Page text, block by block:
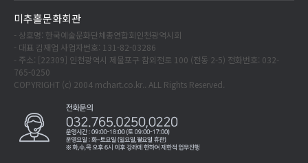
미추홀문화회관
- 상호명: 한국예술문화단체총연합회인천광역시회
- 대표 김재업 사업자번호: 131-82-03286
- 주소: [22309] 인천광역시 제물포구 참외전로 100 (전동 2-5) 전화번호: 032-
765-0250
COPYRIGHT (c) 2004 mchart.co.kr.. ALL Rights Reserved.